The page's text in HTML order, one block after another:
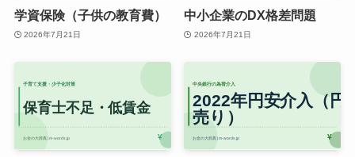
学資保険（子供の教育費）
2026年7月21日
中小企業のDX格差問題
2026年7月21日